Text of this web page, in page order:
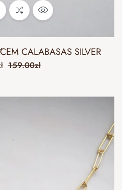
CALABASAS SILVER
159.00zł